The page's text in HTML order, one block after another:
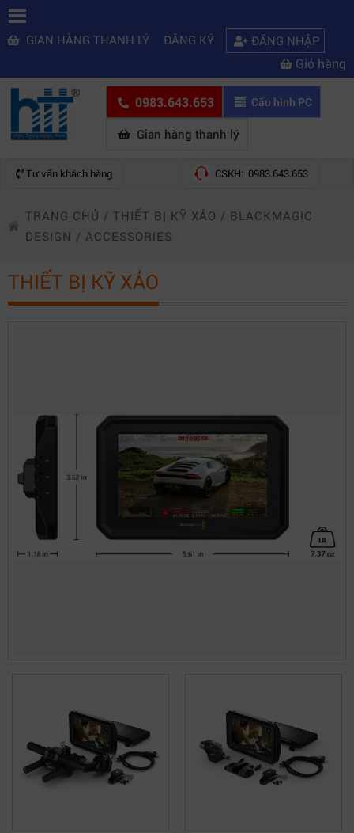
GIAN HÀNG THANH LÝ ĐĂNG KÝ ĐĂNG NHẬP
Giỏ hàng
0983.643.653 Cấu hình PC
Gian hàng thanh lý
Tư vấn khách hàng CSKH: 0983.643.653
TRANG CHỦ / THIẾT BỊ KỸ XẢO / BLACKMAGIC
DESIGN / ACCESSORIES
THIẾT BỊ KỸ XẢO